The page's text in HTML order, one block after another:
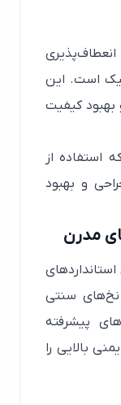
است. این
کیفیت
از
و بهبود
سنتی
پیشرفته
بالایی را